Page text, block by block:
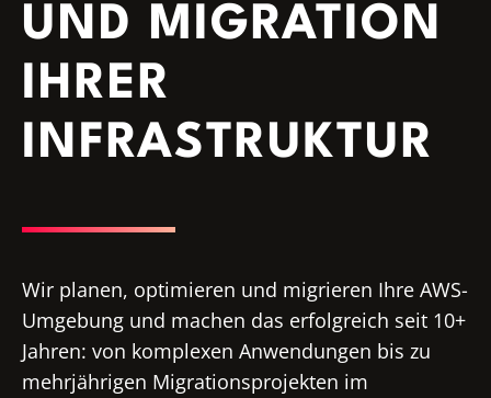
UND MIGRATION
IHRER
INFRASTRUKTUR
Wir planen, optimieren und migrieren Ihre AWS-
Umgebung und machen das erfolgreich seit 10+
Jahren: von komplexen Anwendungen bis zu
mehrjährigen Migrationsprojekten im